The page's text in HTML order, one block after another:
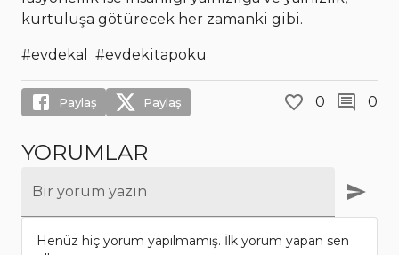
kurtuluşa götürecek her zamanki gibi.
#evdekal #evdekitapoku
Paylaş Paylaş 0 0
YORUMLAR
Bir yorum yazın
Henüz hiç yorum yapılmamış. İlk yorum yapan sen